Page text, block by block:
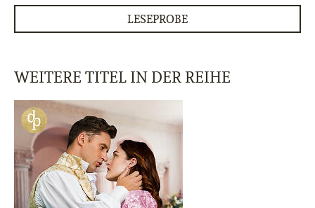
LESEPROBE
WEITERE TITEL IN DER REIHE